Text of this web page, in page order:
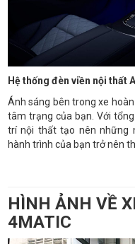
Hệ thống đèn viền nội thất
Ánh sáng bên trong xe
tâm trạng của bạn. Với
trí nội thất tạo nên những
hành trình của bạn trở nên
HÌNH ẢNH VỀ
4MATIC